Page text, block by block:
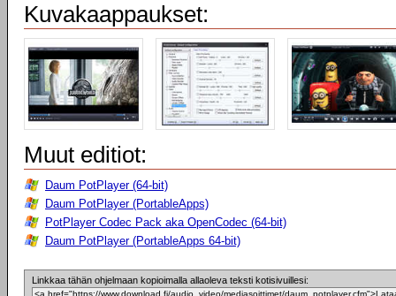
Kuvakaappaukset:
Muut editiot:
Daum PotPlayer (64-bit)
Daum PotPlayer (PortableApps)
PotPlayer Codec Pack aka OpenCodec (64-bit)
Daum PotPlayer (PortableApps 64-bit)
Linkkaa tähän ohjelmaan kopioimalla allaoleva teksti kotisivuillesi: